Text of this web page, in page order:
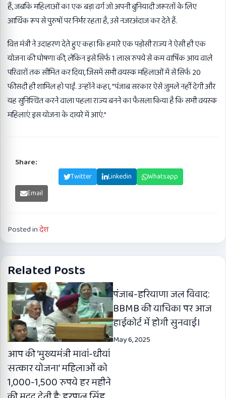
हैं, जबकि महिलाओं का एक बड़ा वर्ग जो अपनी बुनियादी जरूरतों के लिए
आर्थिक रूप से पुरुषों पर निर्भर रहता है, उसे नजरअंदाज कर देते हैं.
वित्त मंत्री ने उदाहरण देते हुए कहा कि हमारे एक पड़ोसी राज्य ने ऐसी ही एक
योजना की घोषणा की, लेकिन इसे सिर्फ 1 लाख रुपये से कम वार्षिक आय वाले
परिवारों तक सीमित कर दिया, जिसमें सभी वयस्क महिलाओं में से सिर्फ 20
फीसदी ही शामिल हो पाईं. उन्होंने कहा, ”पंजाब सरकार ऐसे जुमले नहीं देगी और
यह सुनिश्चित करने वाला पहला राज्य बनने का फैसला किया है कि सभी वयस्क
महिलाएं इस योजना के दायरे में आएं.”
Share:
Twitter Linkedin
Whatsapp
Email
Posted inदेश
Related Posts
आप की ‘मुख्यमंत्री मावां-धीयां
सत्कार योजना’ महिलाओं को
1,000-1,500 रुपये हर महीने
पंजाब-हरियाणा जल विवाद:
BBMB की याचिका पर आज
हाईकोर्ट में होगी सुनवाई।
May 6, 2025